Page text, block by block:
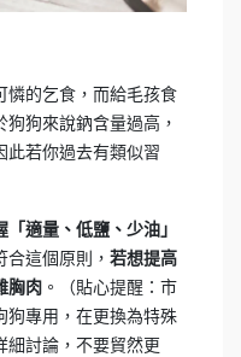
憐的乞食，而給毛孩食
狗來說鈉含量過高，
此若你過去有類似習
適量、低鹽、少油」
合這個原則， 若想提高
胸肉 。（貼心提醒：市
狗專用，在更換為特殊
細討論，不要貿然更